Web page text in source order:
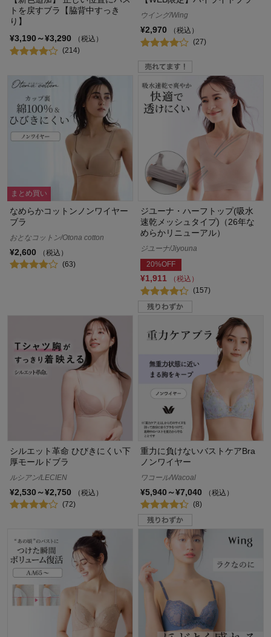
トを戻すブラ【脇背中すっき
り】
¥3,190～¥3,290
（税込）
(214)
ウイング/Wing
¥2,970
（税込）
(27)
まとめ買い
なめらかコットンノンワイヤー
ブラ
おとなコットン/Otona cotton
¥2,600
（税込）
(63)
ジユーナ・ハーフトップ(吸水
速乾メッシュタイプ)（26年な
めらかリニューアル）
ジユーナ/Jiyouna
20%OFF
¥1,911
（税込）
(157)
シルエット革命 ひびきにくい下
厚モールドブラ
ルシアン/LECIEN
¥2,530～¥2,750
（税込）
(72)
重力に負けないバストケアBra
ノンワイヤー
ワコール/Wacoal
¥5,940～¥7,040
（税込）
(8)